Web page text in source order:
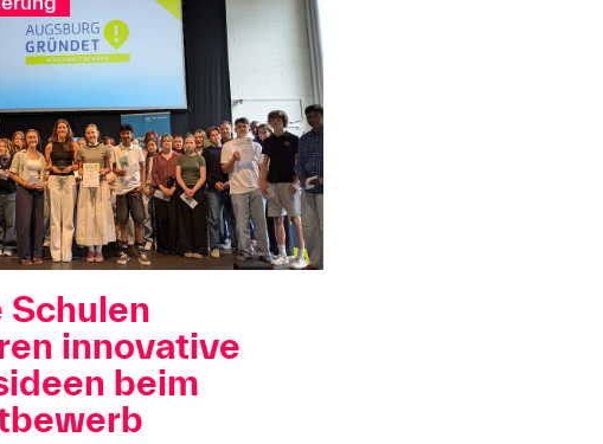
Schulen
innovative
beim